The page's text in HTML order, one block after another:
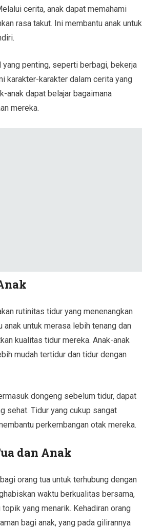
cerita, anak dapat memahami
rasa takut. Ini membantu anak untuk
penting, seperti berbagi, bekerja
karakter-karakter dalam cerita yang
anak dapat belajar bagaimana
mereka.
rutinitas tidur yang menenangkan
anak untuk merasa lebih tenang dan
kualitas tidur mereka. Anak-anak
mudah tertidur dan tidur dengan
dongeng sebelum tidur, dapat
sehat. Tidur yang cukup sangat
perkembangan otak mereka.
dan Anak
orang tua untuk terhubung dengan
waktu berkualitas bersama,
yang menarik. Kehadiran orang
bagi anak, yang pada gilirannya